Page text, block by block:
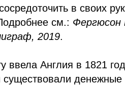
в своих
см.:
2019.
ввела Англия в 1821
существовали